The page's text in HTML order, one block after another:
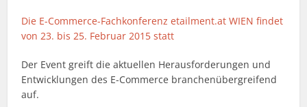
Die E-Commerce-Fachkonferenz etailment.at WIEN findet
von 23. bis 25. Februar 2015 statt
Der Event greift die aktuellen Herausforderungen und
Entwicklungen des E-Commerce branchenübergreifend
auf.